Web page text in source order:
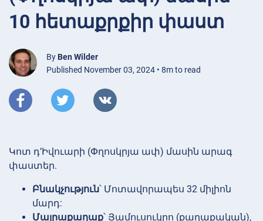
10 հետաքրքիր փաստ
By Ben Wilder
Published November 03, 2024 • 8m to read
Կոտ դ’Իվուարի (Փղոսկրյա ափ) մասին արագ
փաստեր.
Բնակչություն՝ Մոտավորապես 32 միլիոն
մարդ:
Մայրաքաղաք՝ Յամուսուկրո (քաղաքական),